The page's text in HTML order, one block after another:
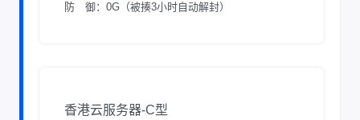
防 御：0G（被揍3小时自动解封）
香港云服务器-C型